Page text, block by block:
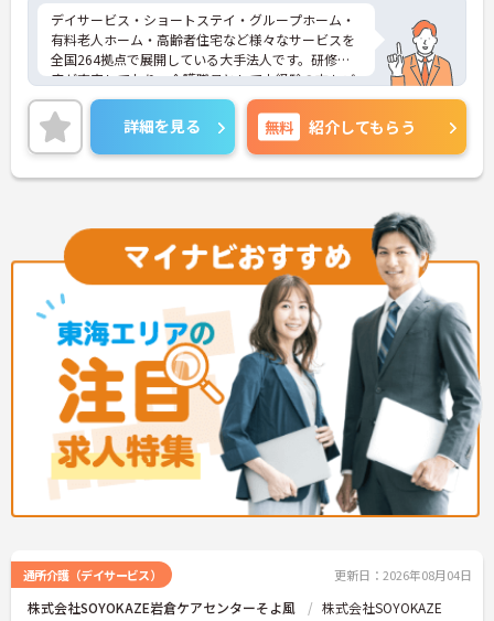
デイサービス・ショートステイ・グループホーム・
有料老人ホーム・高齢者住宅など様々なサービスを
全国264拠点で展開している大手法人です。研修制
度が充実しており、介護職員として未経験の方もご
応募可能です。ご興味のある方は面接対策ポイント
などお話致しますのでお気軽にお問い合わせくださ
い。
詳細を見る 無料 紹介してもらう
通所介護（デイサービス） 更新日：2026年08月04日
株式会社SOYOKAZE岩倉ケアセンターそよ風 株式会社SOYOKAZE